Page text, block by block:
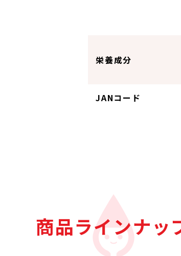
栄養成分
JANコード
商品ラインナッ